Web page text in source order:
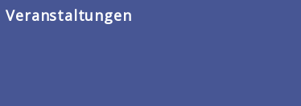
Veranstaltungen